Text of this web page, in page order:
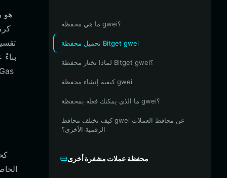
ما هي محفظة gwei؟
تحميل محفظة Bitget gwei
لماذا تختار محفظة Bitget gwei؟
كيفية إنشاء محفظة gwei
ما الذي يمكنك فعله بمحفظة gwei؟
كيف تختلف محافظ gwei عن محافظ العملات
الرقمية الأخرى؟
محفظة عملات مشفرة أخرى